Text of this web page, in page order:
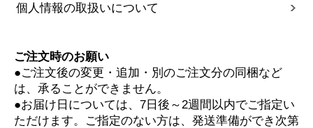
個人情報の取扱いについて
ご注文時のお願い
●ご注文後の変更・追加・別のご注文分の同梱など
は、承ることができません。
●お届け日については、7日後～2週間以内でご指定い
ただけます。ご指定のない方は、発送準備ができ次第